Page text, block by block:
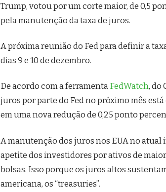
Trump, votou por um corte maior, de 0,5
pela manutenção da taxa de juros.
A próxima reunião do Fed para definir a
dias 9 e 10 de dezembro.
De acordo com a ferramenta FedWatch, do
juros por parte do Fed no próximo mês
em uma nova redução de 0,25 ponto
A manutenção dos juros nos EUA no atual
apetite dos investidores por ativos de
bolsas. Isso porque os juros altos
americana, os “treasuries”.